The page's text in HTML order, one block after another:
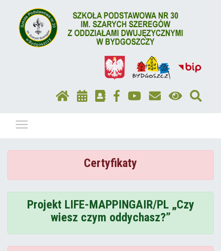
Certyfikaty
Projekt LIFE-MAPPINGAIR/PL „Czy
wiesz czym oddychasz?”